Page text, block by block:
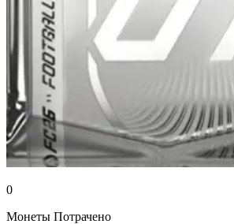
0
Монеты Потрачено